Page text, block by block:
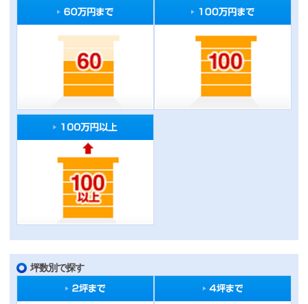
坪数別で探す